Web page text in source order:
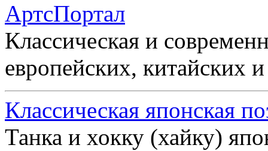
АртсПортал
Классическая и
европейских, китайских
Классическая японская
Танка и хокку (хайку)